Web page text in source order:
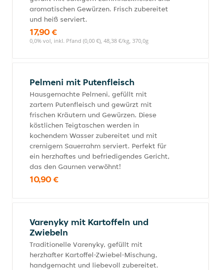
aromatischen Gewürzen. Frisch zubereitet
und heiß serviert.
17,90 €
0,0% vol, inkl. Pfand (0,00 €), 48,38 €/kg, 370,0g
Pelmeni mit Putenfleisch
Hausgemachte Pelmeni, gefüllt mit
zartem Putenfleisch und gewürzt mit
frischen Kräutern und Gewürzen. Diese
köstlichen Teigtaschen werden in
kochendem Wasser zubereitet und mit
cremigem Sauerrahm serviert. Perfekt für
ein herzhaftes und befriedigendes Gericht,
das den Gaumen verwöhnt!
10,90 €
Varenyky mit Kartoffeln und
Zwiebeln
Traditionelle Varenyky, gefüllt mit
herzhafter Kartoffel-Zwiebel-Mischung,
handgemacht und liebevoll zubereitet.